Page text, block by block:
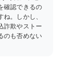
確認できるの
。しかし、
詐欺やストー
のも否めない